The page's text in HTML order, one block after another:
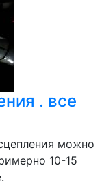
. все
можно
10-15